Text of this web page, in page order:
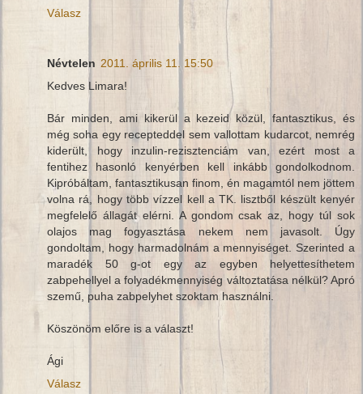
Válasz
Névtelen 2011. április 11. 15:50
Kedves Limara!
Bár minden, ami kikerül a kezeid közül, fantasztikus, és
még soha egy recepteddel sem vallottam kudarcot, nemrég
kiderült, hogy inzulin-rezisztenciám van, ezért most a
fentihez hasonló kenyérben kell inkább gondolkodnom.
Kipróbáltam, fantasztikusan finom, én magamtól nem jöttem
volna rá, hogy több vízzel kell a TK. lisztből készült kenyér
megfelelő állagát elérni. A gondom csak az, hogy túl sok
olajos mag fogyasztása nekem nem javasolt. Úgy
gondoltam, hogy harmadolnám a mennyiséget. Szerinted a
maradék 50 g-ot egy az egyben helyettesíthetem
zabpehellyel a folyadékmennyiség változtatása nélkül? Apró
szemű, puha zabpelyhet szoktam használni.
Köszönöm előre is a választ!
Ági
Válasz